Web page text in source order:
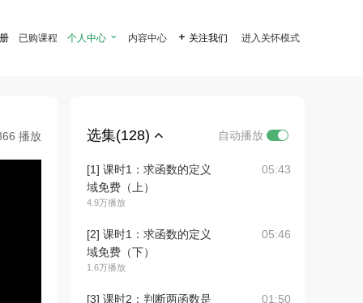
已购课程 个人中心  内容中心  关注我们 进入关怀模式
播放 选集(128) 自动播放
[1] 课时1：求函数的定义
域免费（上）
4.9万播放
05:43
[2] 课时1：求函数的定义
域免费（下）
1.6万播放
05:46
[3] 课时2：判断两函数是
01:50